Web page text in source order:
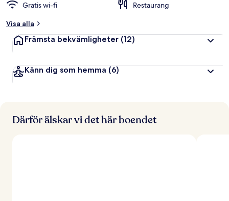
Gratis wi-fi
Restaurang
Visa alla
Främsta bekvämligheter (12)
Känn dig som hemma (6)
Därför älskar vi det här boendet